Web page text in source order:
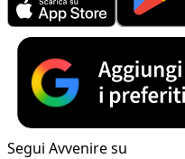
Segui Avvenire su